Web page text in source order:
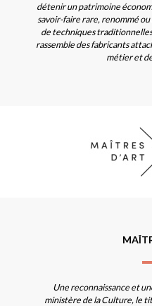
détenir un patrimoine
savoir-faire rare, renommé
de techniques
rassemble des fabricants
métier et
Une reconnaissance et
ministère de la Culture, le